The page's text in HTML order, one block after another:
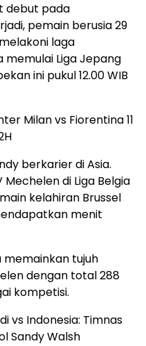
debut pada
pemain berusia 29
laga
Liga Jepang
ini pukul 12.00 WIB
Milan vs Fiorentina 11
berkarier di Asia.
di Liga Belgia
kelahiran Brussel
menit
memainkan tujuh
dengan total 288
kompetisi.
vs Indonesia: Timnas
Sandy Walsh